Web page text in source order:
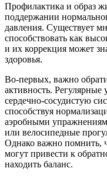
Профилактика и образ
поддержании
давления. Существует
способствовать как
и их коррекция может
здоровья.
Во-первых, важно
активность.
сердечно-сосудистую
способствуя
аэробными
или велосипедные
Однако важно помнить,
могут привести к
находить баланс.